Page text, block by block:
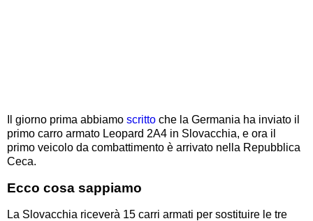
Il giorno prima abbiamo scritto che la Germania ha inviato il
primo carro armato Leopard 2A4 in Slovacchia, e ora il
primo veicolo da combattimento è arrivato nella Repubblica
Ceca.
Ecco cosa sappiamo
La Slovacchia riceverà 15 carri armati per sostituire le tre